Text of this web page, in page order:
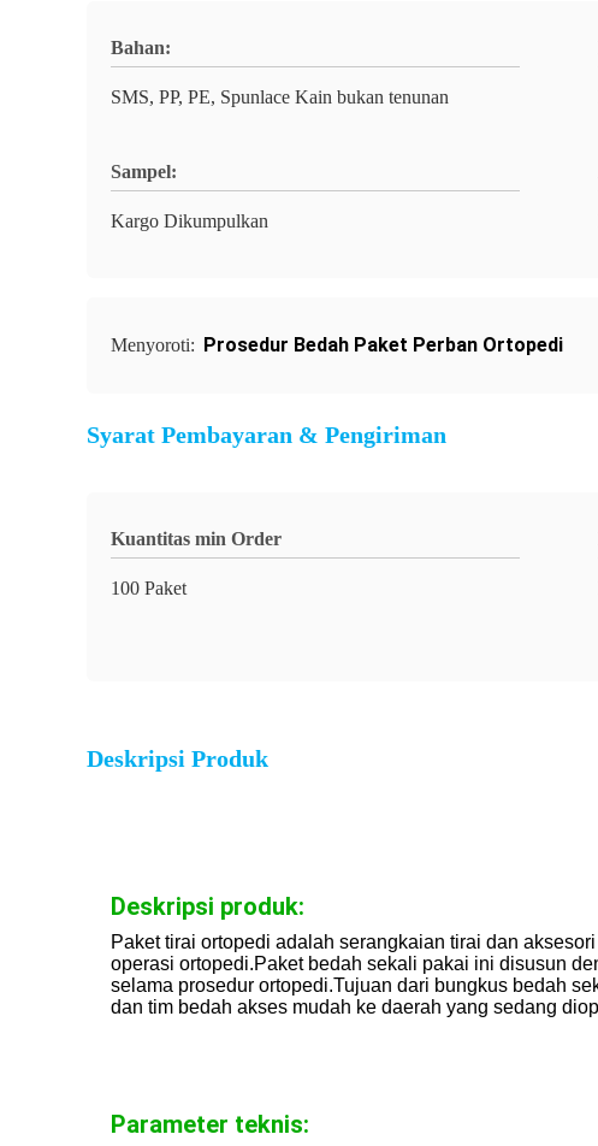
Bahan:
SMS, PP, PE, Spunlace Kain bukan tenunan
Sampel:
Kargo Dikumpulkan
Menyoroti: Prosedur Bedah Paket Perban Ortopedi
Syarat Pembayaran & Pengiriman
Kuantitas min Order
100 Paket
Deskripsi Produk
Deskripsi produk:
Paket tirai ortopedi adalah serangkaian tirai dan
operasi ortopedi.Paket bedah sekali pakai ini disusun
selama prosedur ortopedi.Tujuan dari bungkus bedah
dan tim bedah akses mudah ke daerah yang sedang
Parameter teknis: